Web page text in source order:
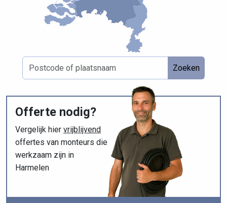
Zoeken
Offerte nodig?
Vergelijk hier vrijblijvend
offertes van monteurs die
werkzaam zijn in
Harmelen